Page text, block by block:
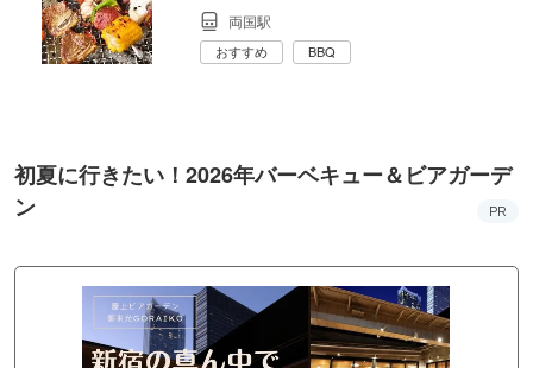
両国駅
おすすめ BBQ
初夏に行きたい！2026年バーベキュー＆ビアガーデ
ン
PR